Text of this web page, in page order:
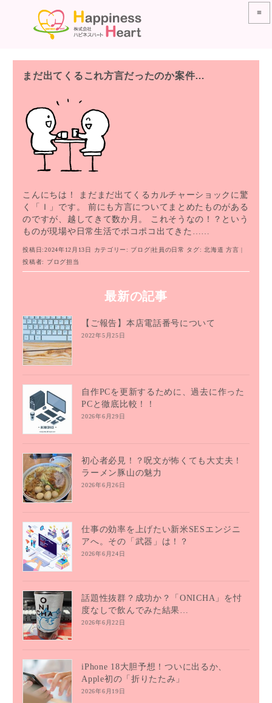
≡
まだ出てくるこれ方言だったのか案件…
こんにちは！ まだまだ出てくるカルチャーショックに驚
く「Ｉ」です。 前にも方言についてまとめたものがある
のですが、越してきて数か月。 これそうなの！？という
ものが現場や日常生活でポコポコ出てきた……
投稿日:2024年12月13日 カテゴリー: ブログ|社員の日常 タグ:北海道 方言 |
投稿者:
ブログ担当
最新の記事
【ご報告】本店電話番号について
2022年5月25日
自作PCを更新するために、過去に作った
PCと徹底比較！！
2026年6月29日
初心者必見！？呪文が怖くても大丈夫！
ラーメン豚山の魅力
2026年6月26日
仕事の効率を上げたい新米SESエンジニ
アへ。その「武器」は！？
2026年6月24日
話題性抜群？成功か？「ONICHA」を忖
度なしで飲んでみた結果…
2026年6月22日
iPhone 18大胆予想！ついに出るか、
Apple初の「折りたたみ」
2026年6月19日